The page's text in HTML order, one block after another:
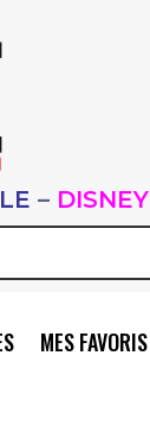
– DISNEY
MES FAVORIS